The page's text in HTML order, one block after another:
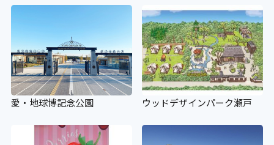
愛・地球博記念公園 ウッドデザインパーク瀬戸